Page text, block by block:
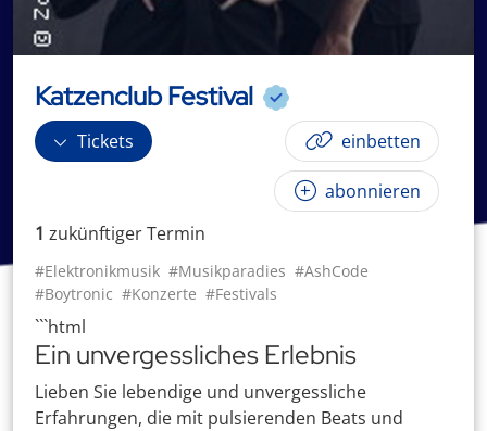
Katzenclub Festival
Tickets einbetten
abonnieren
1 zukünftigerTermin
#Elektronikmusik #Musikparadies #AshCode
#Boytronic #Konzerte #Festivals
```html
Ein unvergessliches Erlebnis
Lieben Sie lebendige und unvergessliche
Erfahrungen, die mit pulsierenden Beats und